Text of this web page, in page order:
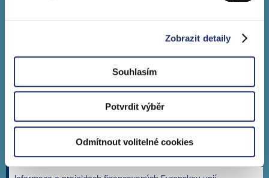
Zobrazit detaily
Souhlasím
Potvrdit výběr
Odmítnout volitelné cookies
Udržitelnost
Povinně zveřejňované informace
Informace pro smluvní partnery